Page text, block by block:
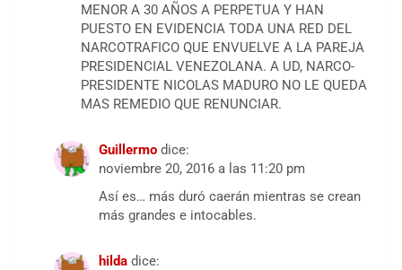
MENOR A 30 AÑOS A PERPETUA Y HAN
PUESTO EN EVIDENCIA TODA UNA RED DEL
NARCOTRAFICO QUE ENVUELVE A LA PAREJA
PRESIDENCIAL VENEZOLANA. A UD, NARCO-
PRESIDENTE NICOLAS MADURO NO LE QUEDA
MAS REMEDIO QUE RENUNCIAR.
Guillermo dice:
noviembre 20, 2016 a las 11:20 pm
Así es… más duró caerán mientras se crean
más grandes e intocables.
hilda dice: